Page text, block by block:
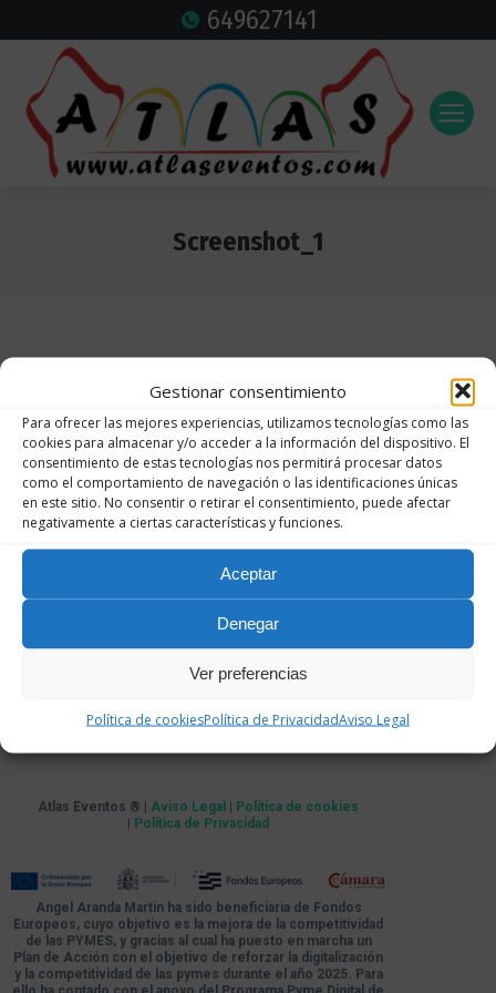
Gestionar consentimiento
Para ofrecer las mejores experiencias, utilizamos tecnologías como las
cookies para almacenar y/o acceder a la información del dispositivo. El
consentimiento de estas tecnologías nos permitirá procesar datos
como el comportamiento de navegación o las identificaciones únicas
en este sitio. No consentir o retirar el consentimiento, puede afectar
negativamente a ciertas características y funciones.
Aceptar
Denegar
Ver preferencias
Política de cookiesPolítica de PrivacidadAviso Legal
649627141
Screenshot_1
Atlas Eventos ® | Aviso Legal
Política de cookies
Política de Privacidad
Angel Aranda Martin ha sido beneficiaria de Fondos
Europeos, cuyo objetivo es la mejora de la competitividad
de las PYMES, y gracias al cual ha puesto en marcha un
Plan de Acción con el objetivo de reforzar la digitalización
y la competitividad de las pymes durante el año 2025. Para